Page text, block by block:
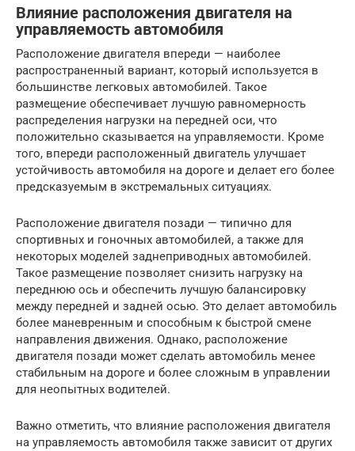
Влияние расположения двигателя на
управляемость автомобиля
Расположение двигателя впереди — наиболее
распространенный вариант, который используется в
большинстве легковых автомобилей. Такое
размещение обеспечивает лучшую равномерность
распределения нагрузки на передней оси, что
положительно сказывается на управляемости. Кроме
того, впереди расположенный двигатель улучшает
устойчивость автомобиля на дороге и делает его более
предсказуемым в экстремальных ситуациях.
Расположение двигателя позади — типично для
спортивных и гоночных автомобилей, а также для
некоторых моделей заднеприводных автомобилей.
Такое размещение позволяет снизить нагрузку на
переднюю ось и обеспечить лучшую балансировку
между передней и задней осью. Это делает автомобиль
более маневренным и способным к быстрой смене
направления движения. Однако, расположение
двигателя позади может сделать автомобиль менее
стабильным на дороге и более сложным в управлении
для неопытных водителей.
Важно отметить, что влияние расположения двигателя
на управляемость автомобиля также зависит от других